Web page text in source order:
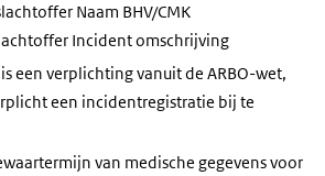
Naam BHV/CMK
Incident omschrijving
een verplichting vanuit de ARBO-wet,
een incidentregistratie bij te
van medische gegevens voor